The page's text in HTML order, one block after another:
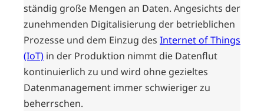
ständig große Mengen an Daten. Angesichts der
zunehmenden Digitalisierung der betrieblichen
Prozesse und dem Einzug des Internet of Things
(IoT) in der Produktion nimmt die Datenflut
kontinuierlich zu und wird ohne gezieltes
Datenmanagement immer schwieriger zu
beherrschen.